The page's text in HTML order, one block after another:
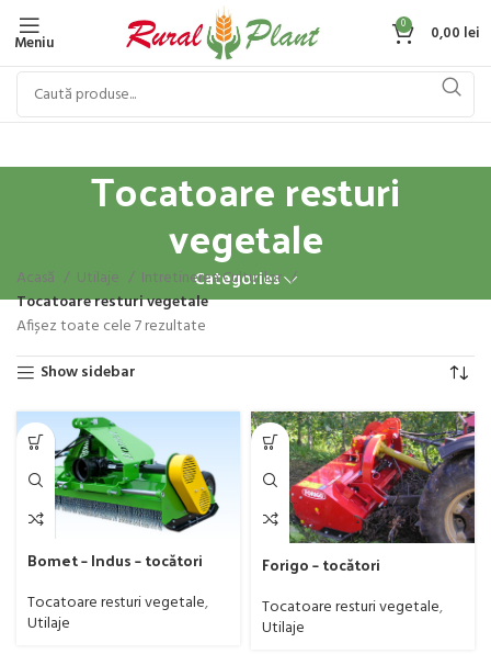
Meniu
0 0,00 lei
Tocatoare resturi
vegetale
Categories
Acasă Utilaje
Intretinerea Culturilor
Tocatoare resturi vegetale
Afișez toate cele 7 rezultate
Show sidebar
Bomet – Indus – tocători
Tocatoare resturi vegetale,
Utilaje
Forigo – tocători
Tocatoare resturi vegetale,
Utilaje